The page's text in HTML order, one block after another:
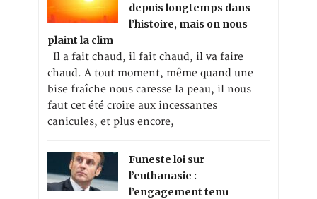
depuis longtemps dans
l’histoire, mais on nous
plaint la clim
Il a fait chaud, il fait chaud, il va faire
chaud. A tout moment, même quand une
bise fraîche nous caresse la peau, il nous
faut cet été croire aux incessantes
canicules, et plus encore,
Funeste loi sur
l’euthanasie :
l’engagement tenu